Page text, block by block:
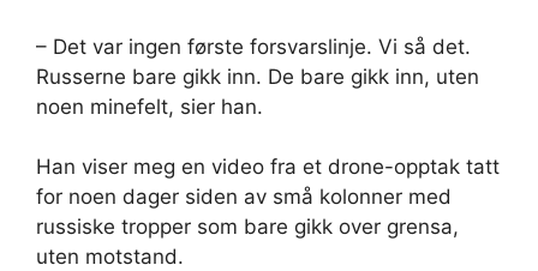
– Det var ingen første forsvarslinje. Vi så det.
Russerne bare gikk inn. De bare gikk inn, uten
noen minefelt, sier han.
Han viser meg en video fra et drone-opptak tatt
for noen dager siden av små kolonner med
russiske tropper som bare gikk over grensa,
uten motstand.